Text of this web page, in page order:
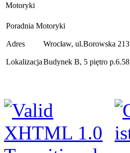
Motoryki
Poradnia Motoryki
Adres Wrocław, ul.Borowska 213
LokalizacjaBudynek B, 5 piętro p.6.58